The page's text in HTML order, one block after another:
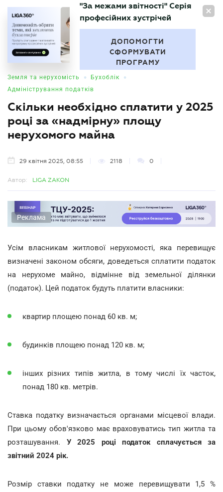
UA
БУХГАЛТЕР
"За межами звітності" Серія
професійних зустрічей
ДОПОМОГТИ
СФОРМУВАТИ
ПРОГРАМУ
Земля та нерухомість • Бухоблік •
Адміністрування податків
Скільки необхідно сплатити у 2025
році за «надмірну» площу
нерухомого майна
29 квітня 2025, 08:55 2118 0
Автор: LIGA ZAKON
Реклама
Усім власникам житлової нерухомості, яка перевищує
визначені законом обсяги, доведеться сплатити податок
на нерухоме майно, відмінне від земельної ділянки
(податок). Цей податок будуть платити власники:
квартир площею понад 60 кв. м;
будинків площею понад 120 кв. м;
інших різних типів житла, в тому числі їх часток,
понад 180 кв. метрів.
Ставка податку визначається органами місцевої влади.
При цьому обов'язково має враховуватись тип житла та
розташування. У 2025 році податок сплачується за
звітний 2024 рік.
Розмір ставки податку не може перевищувати 1,5 %